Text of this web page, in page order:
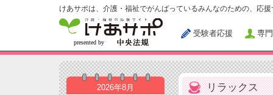
けあサポは、介護・福祉でがんばっているみんなのための、応
受験者応援 専
2026年8月 リラックス